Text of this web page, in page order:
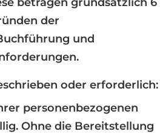
der
und
oder erforderlich:
personenbezogenen
Ohne die Bereitstellung